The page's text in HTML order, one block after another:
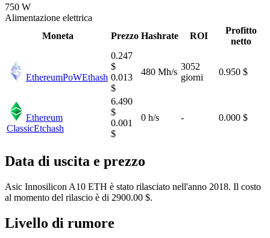
750 W
Alimentazione elettrica
Moneta
Prezzo Hashrate ROI
Profitto
netto
EthereumPoWEthash
0.247
$
0.013
$
480 Mh/s
3052
giorni
0.950 $
Ethereum
ClassicEtchash
6.490
$
0.001
$
0 h/s - 0.000 $
Data di uscita e prezzo
Asic Innosilicon A10 ETH è stato rilasciato nell'anno 2018. Il costo
al momento del rilascio è di 2900.00 $.
Livello di rumore